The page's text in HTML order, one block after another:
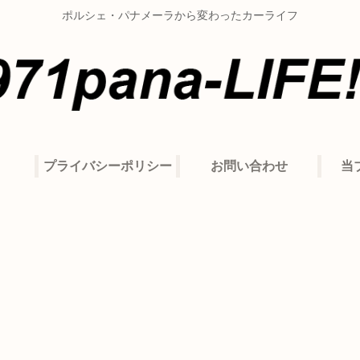
ポルシェ・パナメーラから変わったカーライフ
プライバシーポリシー お問い合わせ 当